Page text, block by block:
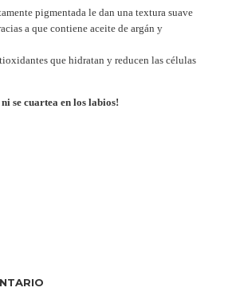
pigmentada le dan una textura suave
a que contiene aceite de argán y
que hidratan y reducen las células
se cuartea en los labios!